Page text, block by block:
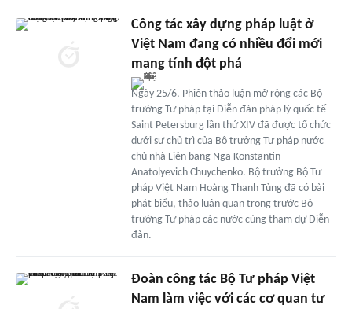
Công tác xây dựng pháp luật ở
Việt Nam đang có nhiều đổi mới
mang tính đột phá
Ngày 25/6, Phiên thảo luận mở rộng các Bộ
trưởng Tư pháp tại Diễn đàn pháp lý quốc tế
Saint Petersburg lần thứ XIV đã được tổ chức
dưới sự chủ trì của Bộ trưởng Tư pháp nước
chủ nhà Liên bang Nga Konstantin
Anatolyevich Chuychenko. Bộ trưởng Bộ Tư
pháp Việt Nam Hoàng Thanh Tùng đã có bài
phát biểu, thảo luận quan trọng trước Bộ
trưởng Tư pháp các nước cùng tham dự Diễn
đàn.
Đoàn công tác Bộ Tư pháp Việt
Nam làm việc với các cơ quan tư